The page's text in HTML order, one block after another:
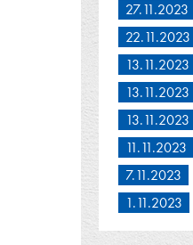
27.11.2023
22.11.2023
13.11.2023
13.11.2023
13.11.2023
11.11.2023
7.11.2023
1.11.2023